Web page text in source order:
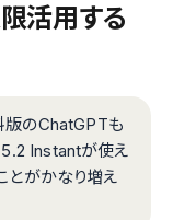
活用する
版のChatGPTも
Instantが使え
とがかなり増え